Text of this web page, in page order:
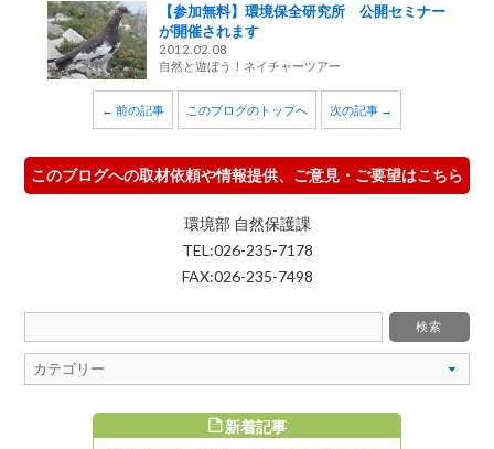
【参加無料】環境保全研究所 公開セミナー
が開催されます
2012.02.08
自然と遊ぼう！ネイチャーツアー
← 前の記事 このブログのトップへ 次の記事 →
このブログへの取材依頼や情報提供、ご意見・ご要望はこちら
環境部 自然保護課
TEL:026-235-7178
FAX:026-235-7498
新着記事